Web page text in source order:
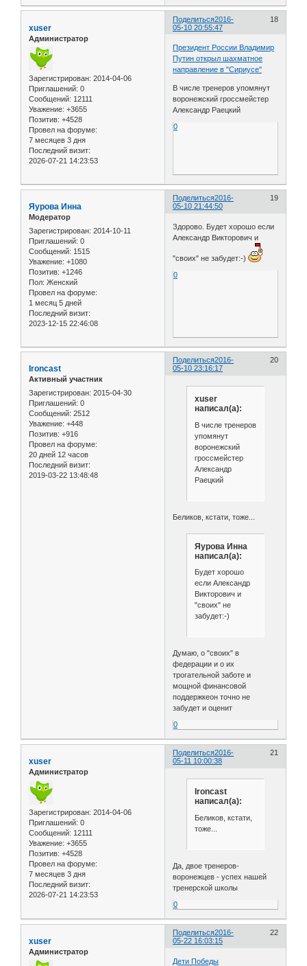
Поделиться 18
2016-
05-10 20:55:47
xuser
Администратор
Зарегистрирован: 2014-04-06
Приглашений: 0
Сообщений: 12111
Уважение: +3655
Позитив: +4528
Провел на форуме:
7 месяцев 3 дня
Последний визит:
2026-07-21 14:23:53
Президент России Владимир
Путин открыл шахматное
направление в "Сириусе"
В числе тренеров упомянут
воронежский гроссмейстер
Александр Раецкий
0
Поделиться 19
2016-
05-10 21:44:50
Яурова Инна
Модератор
Зарегистрирован: 2014-10-11
Приглашений: 0
Сообщений: 1515
Уважение: +1080
Позитив: +1246
Пол: Женский
Провел на форуме:
1 месяц 5 дней
Последний визит:
2023-12-15 22:46:08
Здорово. Будет хорошо если
Александр Викторович и
"своих" не забудет:-)
0
Поделиться 20
2016-
05-10 23:16:17
Ironcast
Активный участник
Зарегистрирован: 2015-04-30
Приглашений: 0
Сообщений: 2512
Уважение: +448
Позитив: +916
Провел на форуме:
20 дней 12 часов
Последний визит:
2019-03-22 13:48:48
xuser
написал(а):
В числе тренеров
упомянут
воронежский
гроссмейстер
Александр
Раецкий
Беликов, кстати, тоже...
Яурова Инна
написал(а):
Будет хорошо
если Александр
Викторович и
"своих" не
забудет:-)
Думаю, о "своих" в
федерации и о их
трогательной заботе и
мощной финансовой
поддержкеон точно не
забудет и оценит
0
Поделиться 21
2016-
05-11 10:00:38
xuser
Администратор
Зарегистрирован: 2014-04-06
Приглашений: 0
Сообщений: 12111
Уважение: +3655
Позитив: +4528
Провел на форуме:
7 месяцев 3 дня
Последний визит:
2026-07-21 14:23:53
Ironcast
написал(а):
Беликов, кстати,
тоже...
Да, двое тренеров-
воронежцев - успех нашей
тренерской школы
0
Поделиться 22
2016-
05-22 16:03:15
xuser
Администратор
Дети Победы